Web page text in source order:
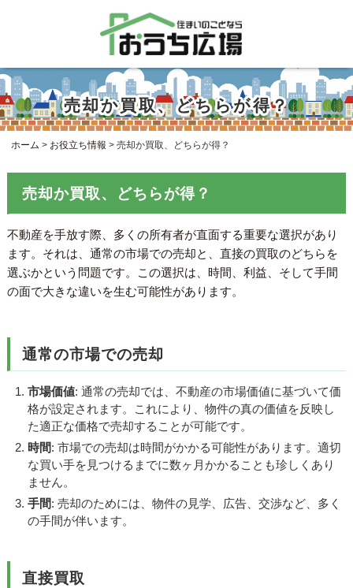
売却か買取、どちらが得？
ホーム > お役立ち情報 > 売却か買取、どちらが得？
売却か買取、どちらが得？
不動産を手放す際、多くの所有者が直面する重要な選択があり
ます。それは、通常の市場での売却と、直接の買取のどちらを
選ぶかという問題です。この選択は、時間、利益、そして手間
の面で大きな違いを生む可能性があります。
通常の市場での売却
市場価値: 通常の売却では、不動産の市場価値に基づいて価
格が設定されます。これにより、物件の真の価値を反映し
た適正な価格で売却することが可能です。
時間: 市場での売却は時間がかかる可能性があります。適切
な買い手を見つけるまでに数ヶ月かかることも珍しくあり
ません。
手間: 売却のためには、物件の見学、広告、交渉など、多く
の手間が伴います。
直接買取